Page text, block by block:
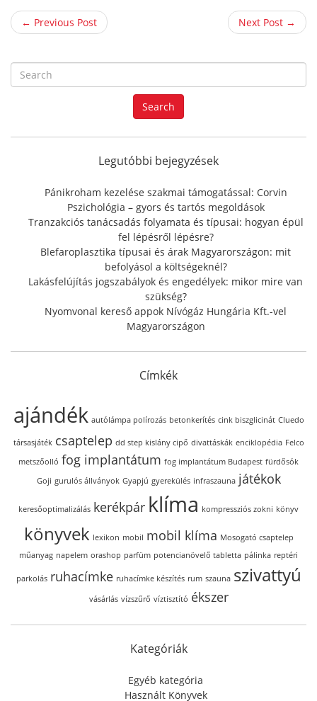
← Previous Post Next Post →
e
a
r
f
r
:
Search
Legutóbbi bejegyzések
Pánikroham kezelése szakmai támogatással: Corvin
Pszichológia – gyors és tartós megoldások
Tranzakciós tanácsadás folyamata és típusai: hogyan épül
fel lépésről lépésre?
Blefaroplasztika típusai és árak Magyarországon: mit
befolyásol a költségeknél?
Lakásfelújítás jogszabályok és engedélyek: mikor mire van
szükség?
Nyomvonal kereső appok Nívógáz Hungária Kft.-vel
Magyarországon
Címkék
ajándék autólámpa polírozás betonkerítés cink biszglicinát Cluedo
társasjáték csaptelep dd step kislány cipő divattáskák enciklopédia Felco
metszőolló fog implantátum fog implantátum Budapest fürdősók
Goji gurulós állványok Gyapjú gyerekülés infraszauna játékok
keresőoptimalizálás kerékpár klíma kompressziós zokni könyv
könyvek lexikon mobil mobil klíma Mosogató csaptelep
műanyag napelem orashop parfüm potencianövelő tabletta pálinka reptéri
parkolás ruhacímke ruhacímke készítés rum szauna szivattyú
vásárlás vízszűrő víztisztító ékszer
Kategóriák
Egyéb kategória
Használt Könyvek